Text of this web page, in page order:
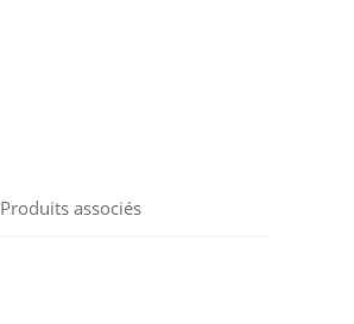
Produits associés